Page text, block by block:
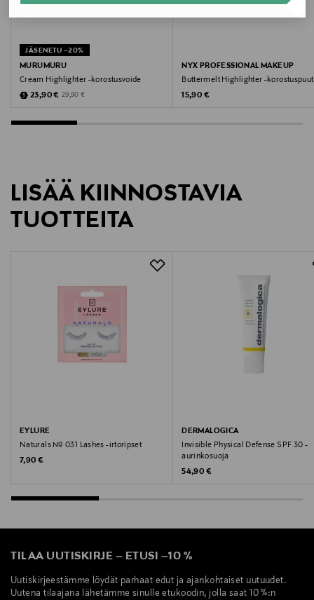
Valmistajan osoite
Digitaalinen osoite
neuvonta@loreal.com
Avainsanat
JÄSENETU –20%
MURUMURU
Cream Highlighter -korostusvoide
Discounted Price
23,90 € Original Price
29,90 €
NYX PROFESSIONAL MAKEUP
Buttermelt Highlighter -
Original Price
15,90 €
LISÄÄ KIINNOSTAVIA
TUOTTEITA
EYLURE
Naturals № 031 Lashes -irtoripset
Original Price
7,90 €
DERMALOGICA
Invisible Physical Defense SPF 30 -
aurinkosuoja
Original Price
54,90 €
TILAA UUTISKIRJE – ETUSI –10 %
Uutiskirjeestämme löydät parhaat edut ja ajankohtaiset uutuudet.
Uutena tilaajana lähetämme sinulle etukoodin, jolla saat 10 %:n